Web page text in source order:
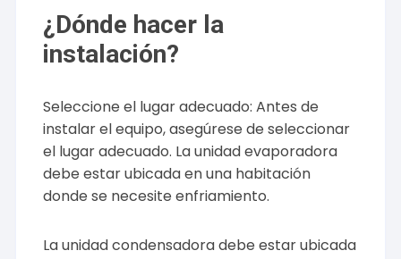
¿Dónde hacer la
instalación?
Seleccione el lugar adecuado: Antes de
instalar el equipo, asegúrese de seleccionar
el lugar adecuado. La unidad evaporadora
debe estar ubicada en una habitación
donde se necesite enfriamiento.
La unidad condensadora debe estar ubicada